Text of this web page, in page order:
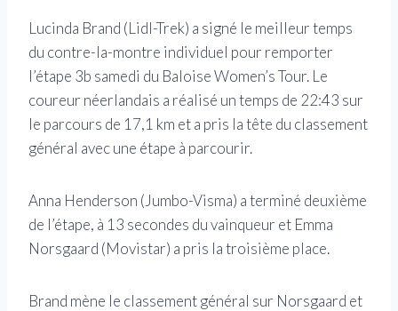
Lucinda Brand (Lidl-Trek) a signé le meilleur temps
du contre-la-montre individuel pour remporter
l’étape 3b samedi du Baloise Women’s Tour. Le
coureur néerlandais a réalisé un temps de 22:43 sur
le parcours de 17,1 km et a pris la tête du classement
général avec une étape à parcourir.
Anna Henderson (Jumbo-Visma) a terminé deuxième
de l’étape, à 13 secondes du vainqueur et Emma
Norsgaard (Movistar) a pris la troisième place.
Brand mène le classement général sur Norsgaard et